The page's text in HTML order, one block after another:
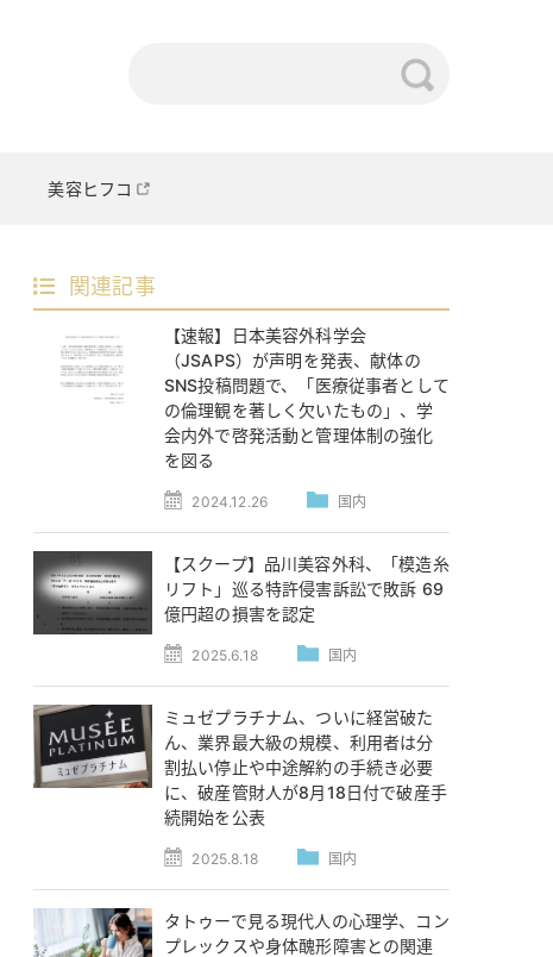
美容ヒフコ
関連記事
【速報】日本美容外科学会
（JSAPS）が声明を発表、献体の
SNS投稿問題で、「医療従事者として
の倫理観を著しく欠いたもの」、学
会内外で啓発活動と管理体制の強化
を図る
2024.12.26 国内
【スクープ】品川美容外科、「模造糸
リフト」巡る特許侵害訴訟で敗訴 69
億円超の損害を認定
2025.6.18 国内
ミュゼプラチナム、ついに経営破た
ん、業界最大級の規模、利用者は分
割払い停止や中途解約の手続き必要
に、破産管財人が8月18日付で破産手
続開始を公表
2025.8.18 国内
タトゥーで見る現代人の心理学、コン
プレックスや身体醜形障害との関連